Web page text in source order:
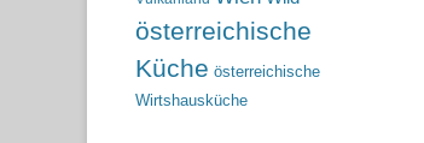
österreichische
Küche österreichische
Wirtshausküche